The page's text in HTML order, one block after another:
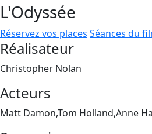
L'Odyssée
Réservez vos places Séances du
Réalisateur
Christopher Nolan
Acteurs
Matt Damon,Tom Holland,Anne